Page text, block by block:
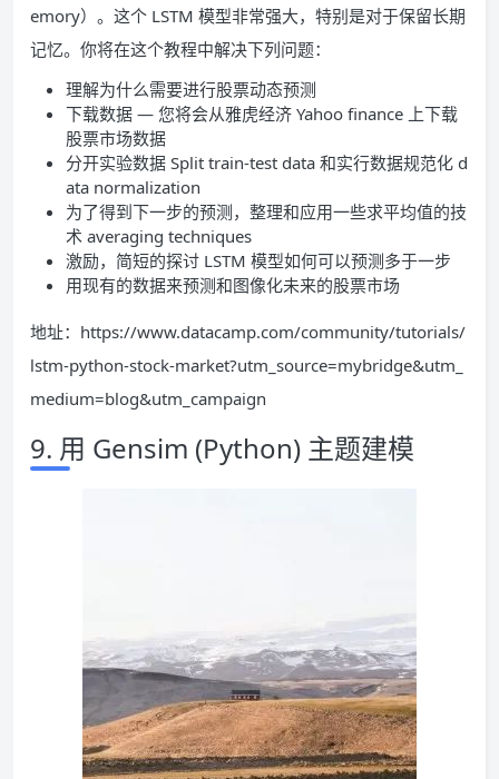
emory）。这个 LSTM 模型非常强大，特别是对于保留长期
记忆。你将在这个教程中解决下列问题：
理解为什么需要进行股票动态预测
下载数据 — 您将会从雅虎经济 Yahoo finance 上下载
股票市场数据
分开实验数据 Split train-test data 和实行数据规范化 d
ata normalization
为了得到下一步的预测，整理和应用一些求平均值的技
术 averaging techniques
激励，简短的探讨 LSTM 模型如何可以预测多于一步
用现有的数据来预测和图像化未来的股票市场
地址：https://www.datacamp.com/community/tutorials/
lstm-python-stock-market?utm_source=mybridge&utm_
medium=blog&utm_campaign
9. 用 Gensim (Python) 主题建模